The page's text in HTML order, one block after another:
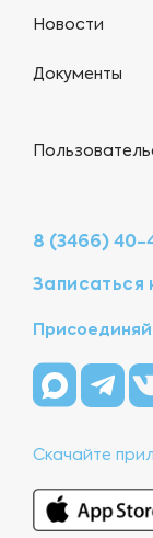
Новости
Документы
8 (3466) 40-
Записаться
Скачайте